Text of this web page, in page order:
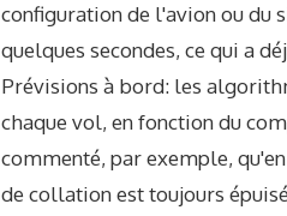
configuration de l'avion ou du
quelques secondes, ce qui a
Prévisions à bord: les
chaque vol, en fonction du
commenté, par exemple,
de collation est toujours